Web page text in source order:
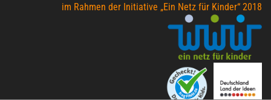
im Rahmen der Initiative „Ein Netz für Kinder“ 2018